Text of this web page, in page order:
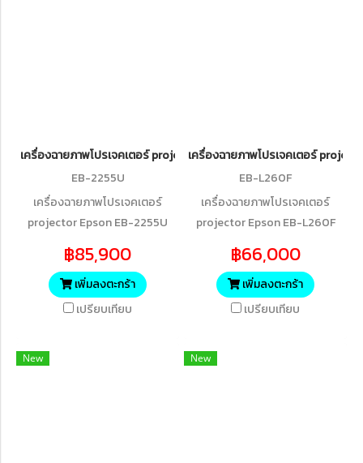
เครื่องฉายภาพโปรเจคเตอร์ projector Epson EB-2255U WUXGA
EB-2255U
เครื่องฉายภาพโปรเจคเตอร์
projector Epson EB-2255U
(5,000 lumens)
฿85,900
เพิ่มลงตะกร้า
เปรียบเทียบ
เครื่องฉายภาพโปรเจคเตอร์
EB-L260F
เครื่องฉายภาพโปรเจคเตอร์
projector Epson EB-L260F
Laser Projector with Built-in
Wireless
฿66,000
เพิ่มลงตะกร้า
เปรียบเทียบ
New New